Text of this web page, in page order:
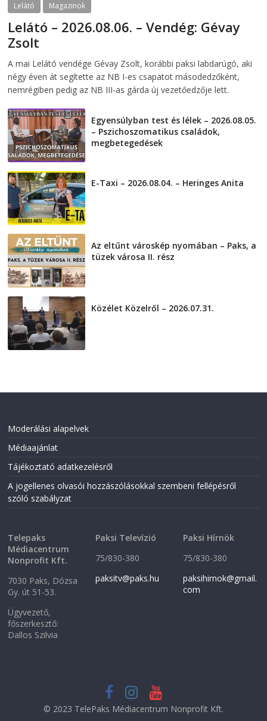
Lelátó Magazinok
Lelátó – 2026.08.06. – Vendég: Gévay
Zsolt
A mai Lelátó vendége Gévay Zsolt, korábbi paksi labdarúgó, aki
négy éven át segítette az NB I-es csapatot másodedzőként,
nemrégiben pedig az NB III-as gárda új vezetőedzője lett.
Egyensúlyban test és lélek – 2026.08.05.
– Pszichoszomatikus családok,
megbetegedések
E-Taxi – 2026.08.04. – Heringes Anita
Az eltűnt városkép nyomában – Paks, a
tüzek városa II. rész
Közélet Közelről – 2026.07.31.
Moderálási alapelvek
Médiaajánlat
Tájékoztató adatkezelésről
A jogellenes olvasói hozzászólásokkal szembeni fellépésről
szóló szabályzat
Telepaks
Médiacentrum
Nonprofit Kft.
7030 Paks, Dózsa
Gy. út 51-53.
Ügyvezető,
főszerkesztő:
Dallos Szilvia
Paksi Televízió
75/830-380
paksitv@paks.hu
Paksi Hírnök
75/830-380
paksihirnok@gmail.
com
© 2023 TelePaks Médiacentrum Nonprofit Kft.